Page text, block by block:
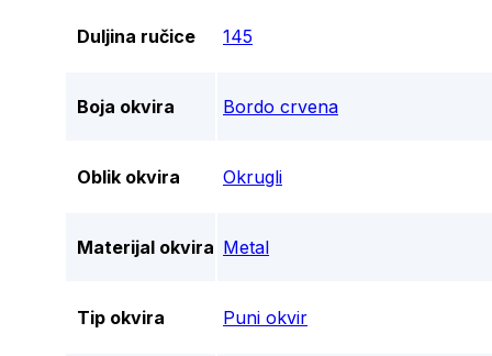
Duljina ručice 145
Boja okvira Bordo crvena
Oblik okvira Okrugli
Materijal okvira Metal
Tip okvira Puni okvir